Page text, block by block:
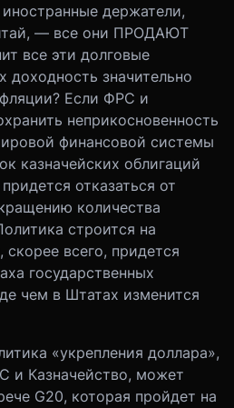
держатели,
— все они ПРОДАЮТ
все эти долговые
доходность значительно
Если ФРС и
неприкосновенность
финансовой системы
казначейских облигаций
отказаться от
количества
строится на
всего, придется
государственных
чем в Штатах изменится
«укрепления доллара»,
и Казначейство, может
G20, которая пройдет на